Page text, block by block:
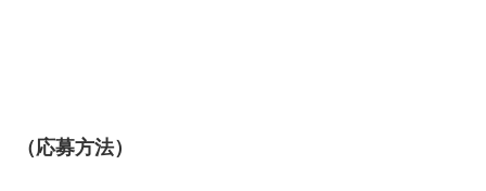
（応募方法）